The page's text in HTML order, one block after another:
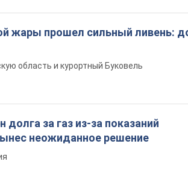
жары прошел сильный ливень:
область и курортный Буковель
за газ из-за показаний
неожиданное решение